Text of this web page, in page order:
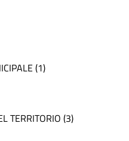
(1)
TERRITORIO (3)